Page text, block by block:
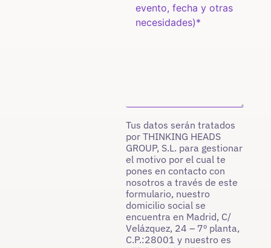
Tus datos serán tratados
por THINKING HEADS
GROUP, S.L. para gestionar
el motivo por el cual te
pones en contacto con
nosotros a través de este
formulario, nuestro
domicilio social se
encuentra en Madrid, C/
Velázquez, 24 – 7º planta,
C.P.:28001 y nuestro es